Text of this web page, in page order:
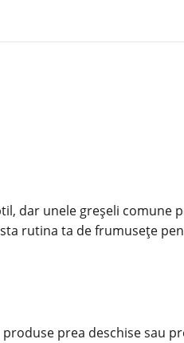
dar unele greșeli comune
rutina ta defrumusețe
prea deschise sau